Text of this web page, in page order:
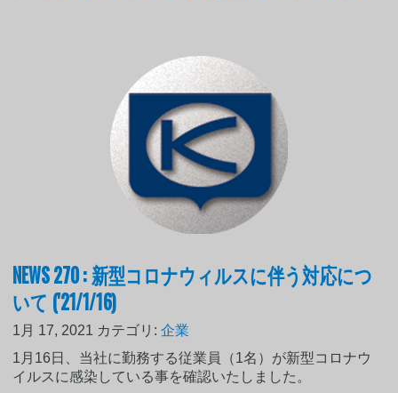
NEWS 270 : 新型コロナウィルスに伴う対応につ
いて ('21/1/16)
1月 17, 2021 カテゴリ:企業
1月16日、当社に勤務する従業員（1名）が新型コロナウ
イルスに感染している事を確認いたしました。